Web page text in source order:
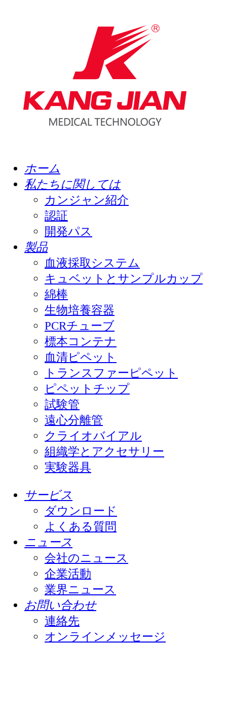
ホーム
私たちに関しては
カンジャン紹介
認証
開発パス
製品
血液採取システム
キュベットとサンプルカップ
綿棒
生物培養容器
PCRチューブ
標本コンテナ
血清ピペット
トランスファーピペット
ピペットチップ
試験管
遠心分離管
クライオバイアル
組織学とアクセサリー
実験器具
サービス
ダウンロード
よくある質問
ニュース
会社のニュース
企業活動
業界ニュース
お問い合わせ
連絡先
オンラインメッセージ